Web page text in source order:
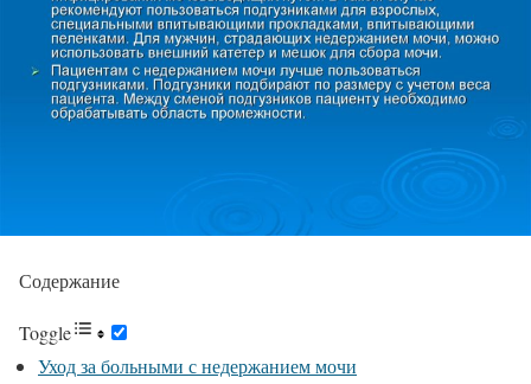
Содержание
Toggle
Уход за больными с недержанием мочи